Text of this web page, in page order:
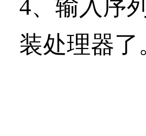
4、输入序
装处理器